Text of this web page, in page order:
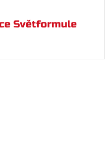
Světformule